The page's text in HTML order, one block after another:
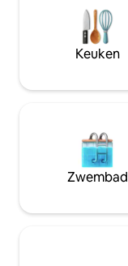
kindvriendelijke
zolder ✔
keuken ✔
en smart-tv's ✔
Keuken
Zwembad